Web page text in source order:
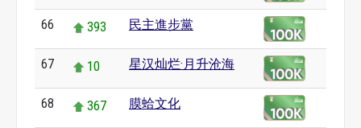
66 393 民主進步黨
67 10 星汉灿烂·月升沧海
68 367 膜蛤文化